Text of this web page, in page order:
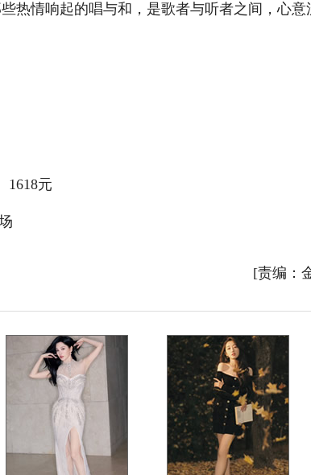
情响起的唱与和，是歌者与听者之间，心意
1618元
[责编：